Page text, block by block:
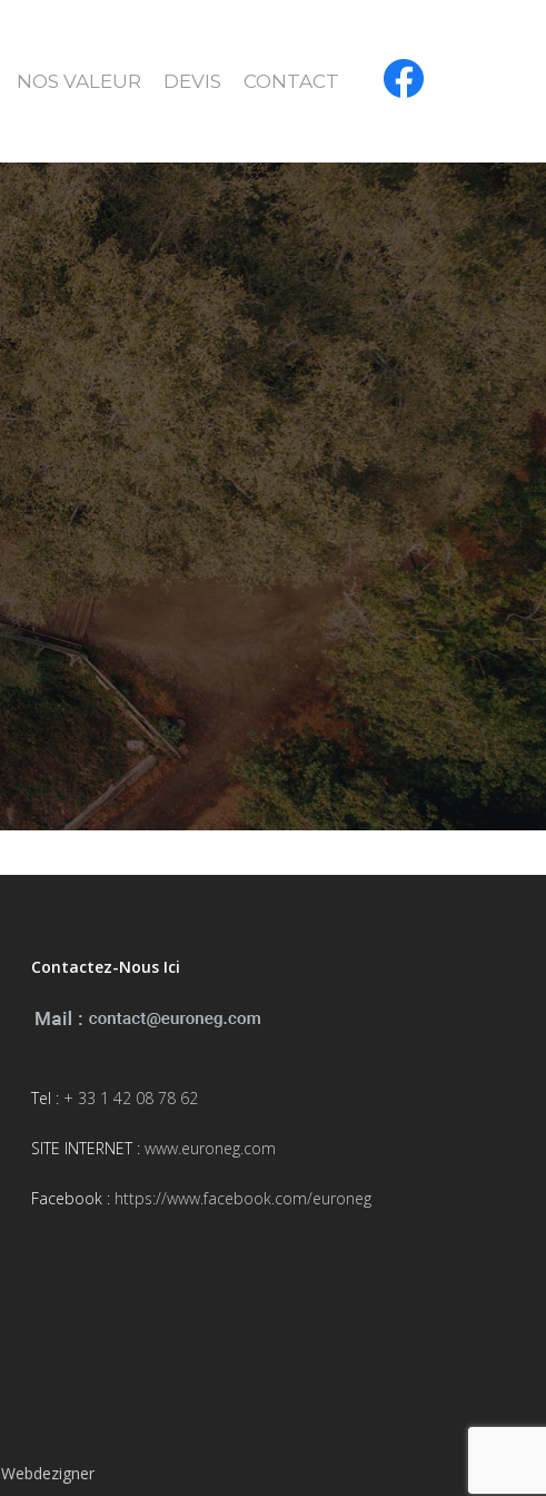
NOS VALEUR DEVIS CONTACT
Contactez-Nous Ici
Tel : + 33 1 42 08 78 62
SITE INTERNET :www.euroneg.com
Facebook : https://www.facebook.com/euroneg
Webdezigner